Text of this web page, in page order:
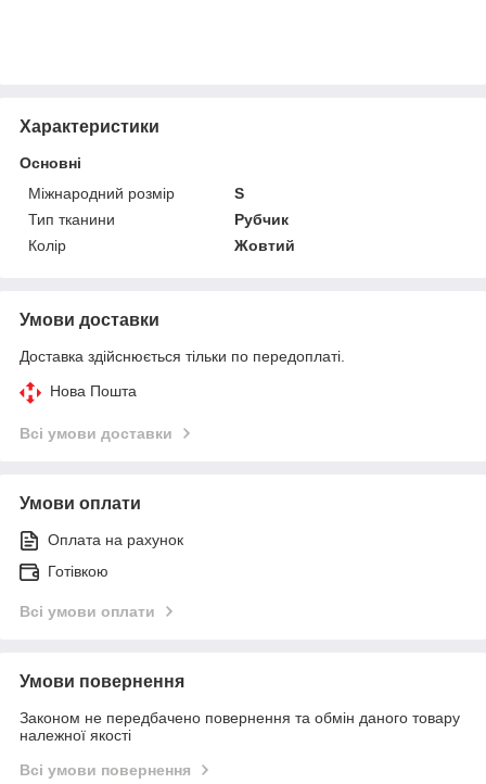
Характеристики
Основні
Міжнародний розмір
S
Тип тканини
Рубчик
Колір
Жовтий
Умови доставки
Доставка здійснюється тільки по передоплаті.
Нова Пошта
Всі умови доставки
Умови оплати
Оплата на рахунок
Готівкою
Всі умови оплати
Умови повернення
Законом не передбачено повернення та обмін даного товару
належної якості
Всі умови повернення